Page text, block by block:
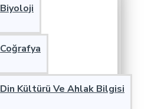
Biyoloji
Coğrafya
Din Kültürü Ve Ahlak Bilgisi